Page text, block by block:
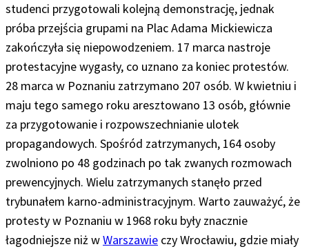
studenci przygotowali kolejną demonstrację, jednak
próba przejścia grupami na Plac Adama Mickiewicza
zakończyła się niepowodzeniem. 17 marca nastroje
protestacyjne wygasły, co uznano za koniec protestów.
28 marca w Poznaniu zatrzymano 207 osób. W kwietniu i
maju tego samego roku aresztowano 13 osób, głównie
za przygotowanie i rozpowszechnianie ulotek
propagandowych. Spośród zatrzymanych, 164 osoby
zwolniono po 48 godzinach po tak zwanych rozmowach
prewencyjnych. Wielu zatrzymanych stanęło przed
trybunałem karno-administracyjnym. Warto zauważyć, że
protesty w Poznaniu w 1968 roku były znacznie
łagodniejsze niż wWarszawie czy Wrocławiu, gdzie miały